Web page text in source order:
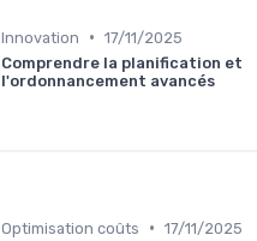
Innovation • 17/11/2025
Comprendre la planification et
l'ordonnancement avancés
Optimisation coûts • 17/11/2025